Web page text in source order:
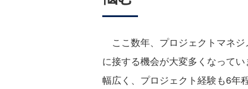
ここ数年、プロジェクトマネ
に接する機会が大変多くなって
幅広く、プロジェクト経験も6年